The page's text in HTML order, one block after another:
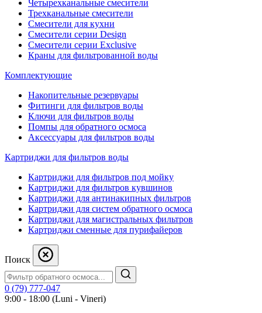
Четырехканальные смесители
Трехканальные смесители
Смесители для кухни
Смесители серии Design
Смесители серии Exclusive
Краны для фильтрованной воды
Комплектующие
Накопительные резервуары
Фитинги для фильтров воды
Ключи для фильтров воды
Помпы для обратного осмоса
Аксессуары для фильтров воды
Картриджи для фильтров воды
Картриджи для фильтров под мойку
Картриджи для фильтров кувшинов
Картриджи для антинакипных фильтров
Картриджи для систем обратного осмоса
Картриджи для магистральных фильтров
Картриджи сменные для пурифайеров
Поиск
0 (79) 777-047
9:00 - 18:00 (Luni - Vineri)